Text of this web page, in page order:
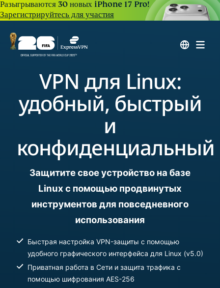
Разыгрываются 30 новых iPhone 17 Pro!
Зарегистрируйтесь для участия
VPN для Linux:
удобный, быстрый
и
конфиденциальный
Защитите свое устройство на базе
Linux с помощью продвинутых
инструментов для повседневного
использования
Быстрая настройка VPN-защиты с помощью
удобного графического интерфейса для Linux (v5.0)
Приватная работа в Сети и защита трафика с
помощью шифрования AES-256